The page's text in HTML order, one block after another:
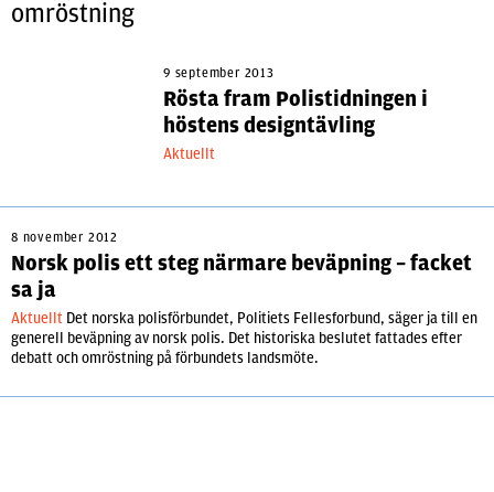
omröstning
9 september 2013
Rösta fram Polistidningen i
höstens designtävling
Aktuellt
8 november 2012
Norsk polis ett steg närmare beväpning – facket
sa ja
Aktuellt Det norska polisförbundet, Politiets Fellesforbund, säger ja till en
generell beväpning av norsk polis. Det historiska beslutet fattades efter
debatt och omröstning på förbundets landsmöte.